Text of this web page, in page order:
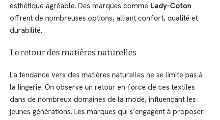
esthétique agréable. Des marques comme Lady-Coton
offrent de nombreuses options, alliant confort, qualité et
durabilité.
Le retour des matières naturelles
La tendance vers des matières naturelles ne se limite pas à
la lingerie. On observe un retour en force de ces textiles
dans de nombreux domaines de la mode, influençant les
jeunes générations. Les marques qui s’engagent à proposer